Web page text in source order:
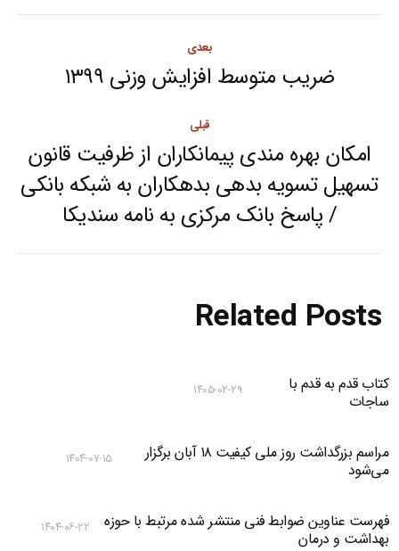
navigation
قبلی
Previous
post:
امکان بهره مندی پیمانکاران از ظرفیت قانون
تسهیل تسویه بدهی بدهکاران به شبکه بانکی
/ پاسخ بانک مرکزی به نامه سندیکا
بعدی
Next
ضریب متوسط افزایش وزنی ۱۳۹۹
Related Posts
کتاب قدم به قدم با
ساجات
۱۴۰۵-۰۲-۲۹
مراسم بزرگداشت روز ملی کیفیت ۱۸ آبان برگزار
می‌شود
۱۴۰۴-۰۷-۱۵
فهرست عناوین ضوابط فنی منتشر شده مرتبط با حوزه
بهداشت و درمان
۱۴۰۴-۰۶-۲۲